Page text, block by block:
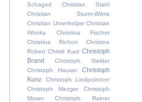
Schagerl
Christian Stahl
Christian Sturm-Wilms
Christian Unterholzer Christian
Wonka
Christina Fischer
Christina Richon
Christine
Robert Christl Kurz Christoph
Brand
Christoph Gelder
Christoph Hauser
Christoph
Kunz
Christoph Lindpointner
Christoph Mezger
Christoph
Moser
Christoph Rainer